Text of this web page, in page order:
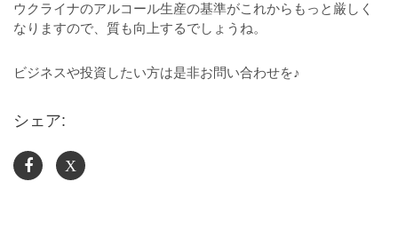
ウクライナのアルコール生産の基準がこれからもっと厳しく
なりますので、質も向上するでしょうね。
ビジネスや投資したい方は是非お問い合わせを♪
シェア:
X